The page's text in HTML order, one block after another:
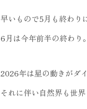
早いもので5月も終わり
6月は今年前半の終わり。
2026年は星の動きがダ
それに伴い自然界も世